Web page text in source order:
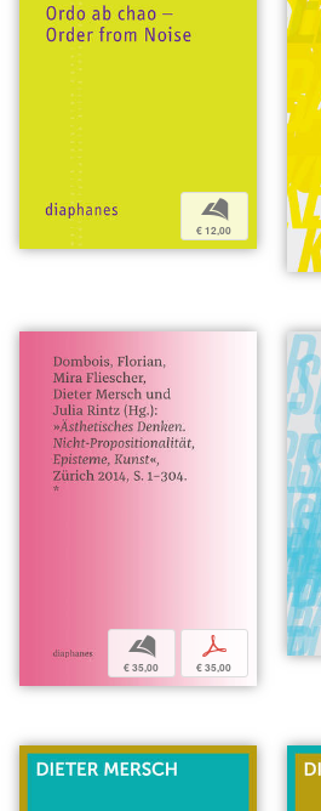
b
€ 12,00
b
€ 35,00
p
€ 35,00